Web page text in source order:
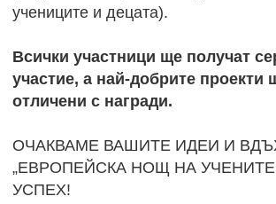
учениците и децата).
Всички участници ще получат
участие, а най-добрите проекти
отличени с награди.
ОЧАКВАМЕ ВАШИТЕ ИДЕИ И
„ЕВРОПЕЙСКА НОЩ НА УЧЕНИТЕ
УСПЕХ!